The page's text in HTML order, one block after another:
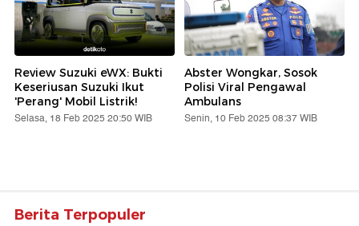
Review Suzuki eWX: Bukti
Keseriusan Suzuki Ikut
'Perang' Mobil Listrik!
Selasa, 18 Feb 2025 20:50 WIB
Abster Wongkar, Sosok
Polisi Viral Pengawal
Ambulans
Senin, 10 Feb 2025 08:37 WIB
Berita Terpopuler